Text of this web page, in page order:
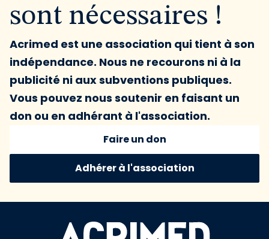
sont nécessaires !
Acrimed est une association qui tient à son
indépendance. Nous ne recourons ni à la
publicité ni aux subventions publiques.
Vous pouvez nous soutenir en faisant un
don ou en adhérant à l'association.
Faire un don
Adhérer à l'association